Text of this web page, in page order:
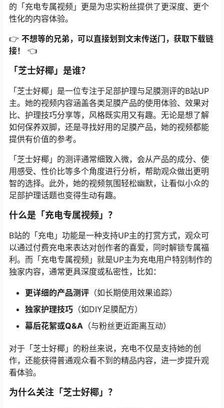
的「充电专属视频」更是为忠实粉丝提供了更深度、更个
性化的内容体验。
👉 不想等的兄弟，可以直接划到文末传送门，获取下载链
接！
👈
「芝士好椰」是谁？
「芝士好椰」是一位专注于足部护理与足膜测评的B站UP
主。她的视频内容涵盖各类足膜产品的使用体验、效果对
比、护理技巧分享等，风格既实用又有趣。无论是想了解
如何保养双脚，还是寻找好用的足膜产品，她的视频都能
提供有价值的参考。
「芝士好椰」的测评通常细致入微，会从产品的成分、使
用感受、性价比等多个角度进行分析，帮助观众做出更明
智的选择。此外，她的视频氛围轻松幽默，让看似小众的
足部护理话题也变得生动有趣。
什么是「充电专属视频」？
B站的「充电」功能是一种支持UP主的打赏方式，观众可
以通过付费充电来表达对创作者的喜爱，同时解锁专属福
利。而「充电专属视频」就是UP主为充电用户特别制作的
独家内容，通常更具深度或私密性，比如：
更详细的产品测评 （如长期使用效果追踪）
独家护理技巧 （如DIY足膜配方）
幕后花絮或Q&A （与粉丝更近距离互动）
对于「芝士好椰」的粉丝来说，充电不仅是支持她的创
作，还能获得普通观众看不到的精品内容，进一步提升观
看体验。
为什么关注「芝士好椰」？